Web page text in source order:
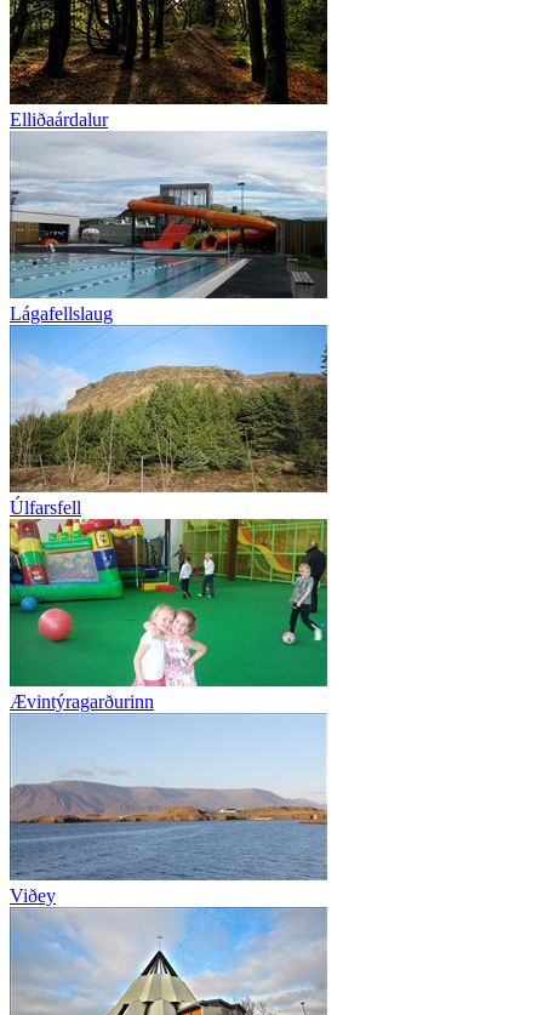
Elliðaárdalur
Lágafellslaug
Úlfarsfell
Ævintýragarðurinn
Viðey